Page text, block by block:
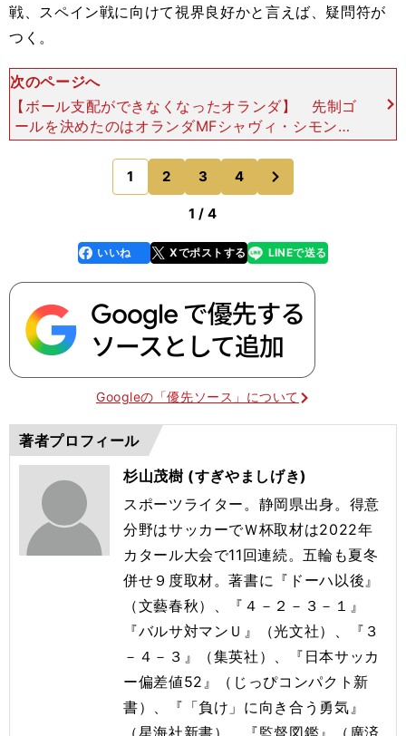
戦、スペイン戦に向けて視界良好かと言えば、疑問符が
つく。
次のページへ
【ボール支配ができなくなったオランダ】 先制ゴ
ールを決めたのはオランダMFシャヴィ・シモンズ
（ライプツィヒ）。開始７分、右SBデンゼル・ダ
ンフリース（インテル）が前線に送り込んだボール
を拾ったイング
1 2 3 4
のページへ
1 / 4
faceboo
k
いいね Xでポストする
line LINEで送る
Googleの「優先ソース」について
著者プロフィール
杉山茂樹 (すぎやましげき)
スポーツライター。静岡県出身。得意
分野はサッカーでＷ杯取材は2022年
カタール大会で11回連続。五輪も夏冬
併せ９度取材。著書に『ドーハ以後』
（文藝春秋）、『４－２－３－１』
『バルサ対マンＵ』（光文社）、『３
－４－３』（集英社）、『日本サッカ
ー偏差値52』（じっぴコンパクト新
書）、『「負け」に向き合う勇気』
（星海社新書）、『監督図鑑』（廣済